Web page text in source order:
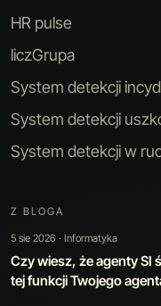
HR pulse
liczGrupa
System detekcji
System detekcji
System detekcji w
Z BLOGA
30 lip 2026 · Sztuczna inteligencja
Kiedy automatyzacja
narzędzie, które